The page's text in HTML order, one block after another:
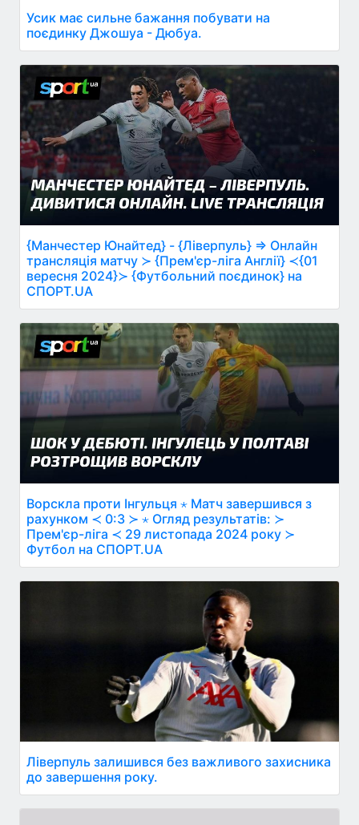
Усик має сильне бажання побувати на
поєдинку Джошуа - Дюбуа.
{Манчестер Юнайтед} - {Ліверпуль} ⇒ Онлайн
трансляція матчу ≻ {Прем'єр-ліга Англії} ≺{01
вересня 2024}≻ {Футбольний поєдинок} на
СПОРТ.UA
Ворскла проти Інгульця ⋆ Матч завершився з
рахунком ≺ 0:3 ≻ ⋆ Огляд результатів: ≻
Прем'єр-ліга ≺ 29 листопада 2024 року ≻
Футбол на СПОРТ.UA
Ліверпуль залишився без важливого захисника
до завершення року.